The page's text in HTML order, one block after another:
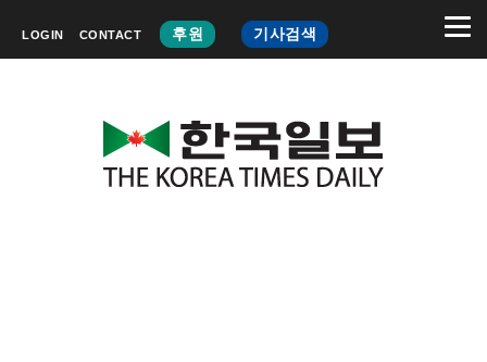
LOGIN CONTACT 후원 기사검색